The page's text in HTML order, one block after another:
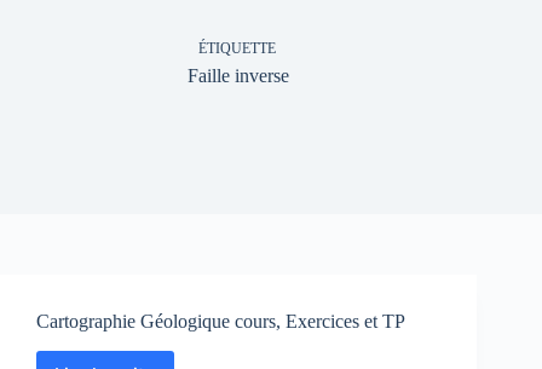
ÉTIQUETTE
Faille inverse
Cartographie Géologique cours, Exercices et TP